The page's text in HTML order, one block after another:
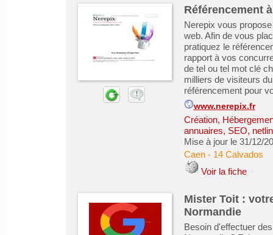
Référencement
Nerepix vous
web. Afin de vous
pratiquez le
rapport à vos
de tel ou tel mot clé
milliers de visiteurs
référencement pour
www.nerepix.fr
Création,
annuaires, SEO,
Mise à jour le 31/12/
Caen- 14 Calvados
Voir la fiche
Mister Toit :
Normandie
Besoin d'effectuer